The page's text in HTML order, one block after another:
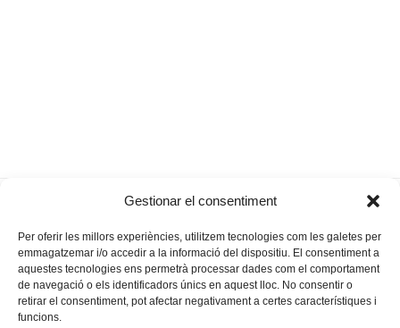
Gestionar el consentiment
Per oferir les millors experiències, utilitzem tecnologies com les galetes per
emmagatzemar i/o accedir a la informació del dispositiu. El consentiment a
aquestes tecnologies ens permetrà processar dades com el comportament
de navegació o els identificadors únics en aquest lloc. No consentir o
retirar el consentiment, pot afectar negativament a certes característiques i
funcions.
carrer de Ciutat
next
més un dècim”